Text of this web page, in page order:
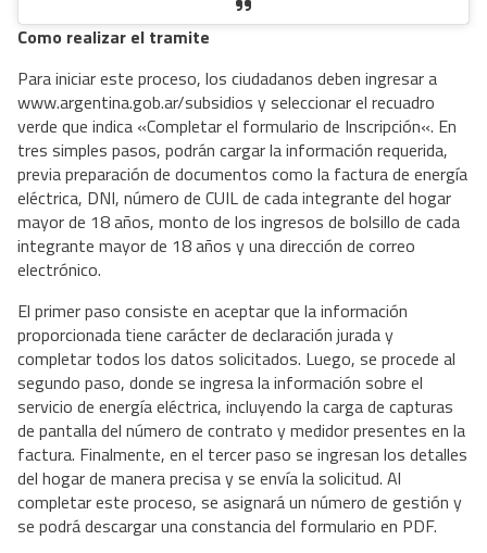
Como realizar el tramite
Para iniciar este proceso, los ciudadanos deben ingresar a
www.argentina.gob.ar/subsidios y seleccionar el recuadro
verde que indica «Completar el formulario de Inscripción«. En
tres simples pasos, podrán cargar la información requerida,
previa preparación de documentos como la factura de energía
eléctrica, DNI, número de CUIL de cada integrante del hogar
mayor de 18 años, monto de los ingresos de bolsillo de cada
integrante mayor de 18 años y una dirección de correo
electrónico.
El primer paso consiste en aceptar que la información
proporcionada tiene carácter de declaración jurada y
completar todos los datos solicitados. Luego, se procede al
segundo paso, donde se ingresa la información sobre el
servicio de energía eléctrica, incluyendo la carga de capturas
de pantalla del número de contrato y medidor presentes en la
factura. Finalmente, en el tercer paso se ingresan los detalles
del hogar de manera precisa y se envía la solicitud. Al
completar este proceso, se asignará un número de gestión y
se podrá descargar una constancia del formulario en PDF.